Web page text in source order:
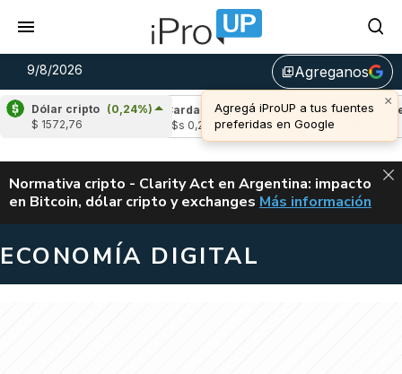
9/8/2026 library_addAgreganos
×
Agregá iProUP a tus fuentes
preferidas en Google
Dólar cripto (0,24%)
$ 1572,76
(-0,20%)
Cardano (-1,44%)
u$s 0,20
Avalanche
u$s 6,50
ALERTA
Normativa cripto - Clarity Act en Argentina: impacto
en Bitcoin, dólar cripto y exchanges CLARITY ACT EN
Más información
ECONOMÍA DIGITAL